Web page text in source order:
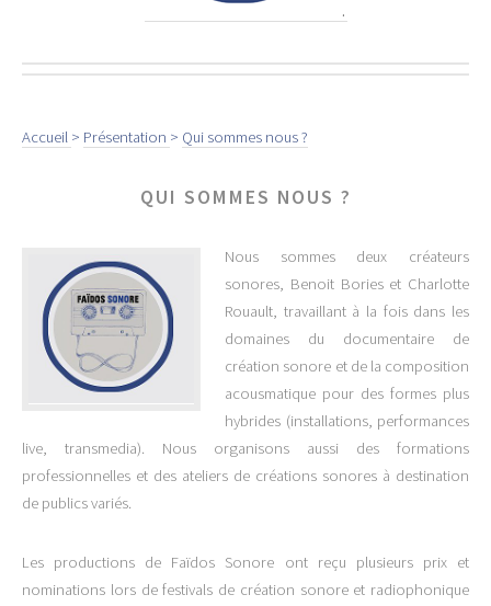
.
Accueil > Présentation > Qui sommes nous ?
QUI SOMMES NOUS ?
Nous sommes deux créateurs
sonores, Benoit Bories et Charlotte
Rouault, travaillant à la fois dans les
domaines du documentaire de
création sonore et de la composition
acousmatique pour des formes plus
hybrides (installations, performances
live, transmedia). Nous organisons aussi des formations
professionnelles et des ateliers de créations sonores à destination
de publics variés.
Les productions de Faïdos Sonore ont reçu plusieurs prix et
nominations lors de festivals de création sonore et radiophonique